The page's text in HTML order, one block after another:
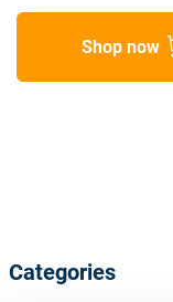
Shop now
Categories